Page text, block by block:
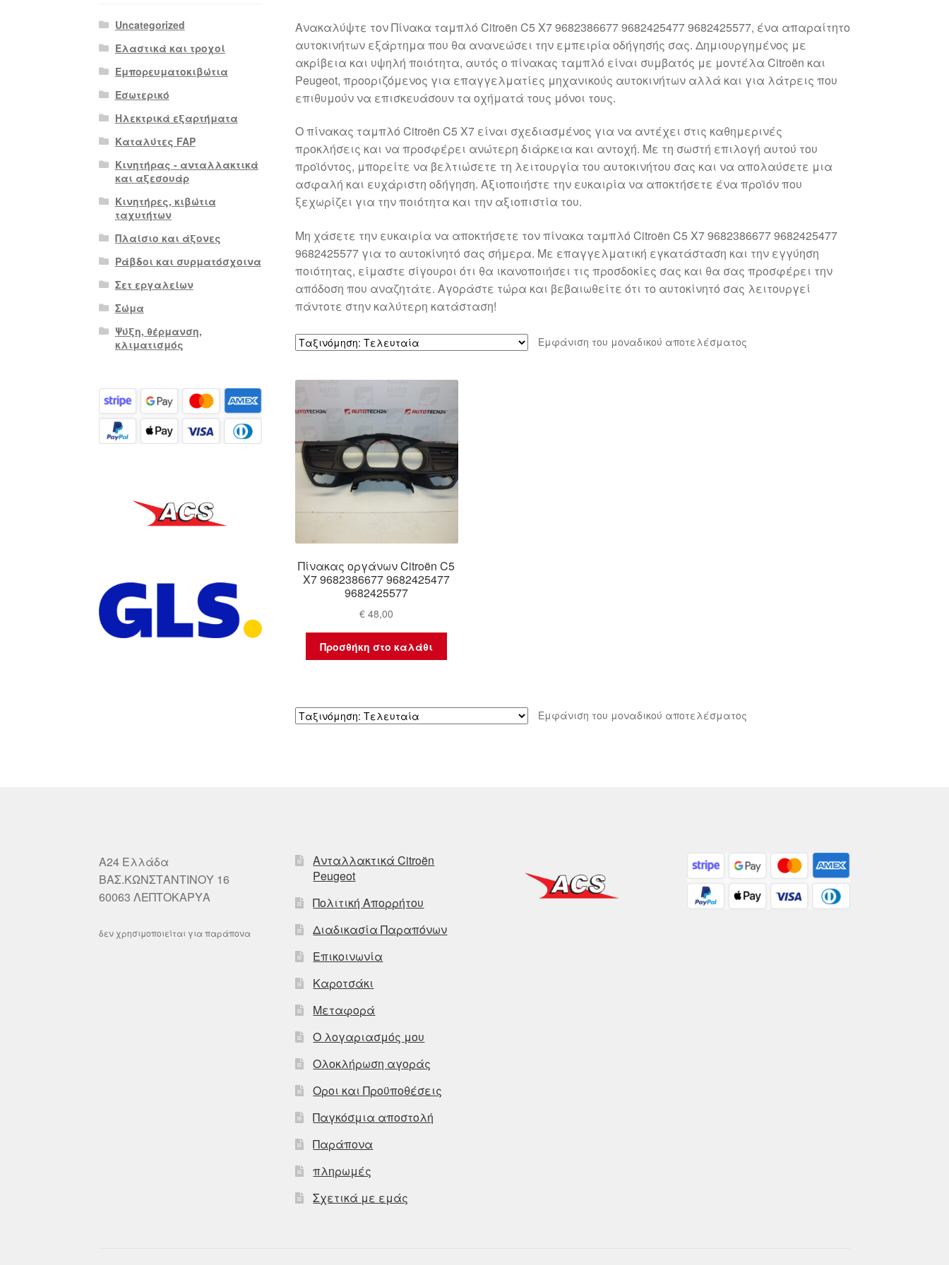
Ανακαλύψτε τον Πίνακα ταμπλό Citroën C5 X7 9682386677 9682425477 9682425577, ένα απαραίτητο
αυτοκινήτων εξάρτημα που θα ανανεώσει την εμπειρία οδήγησής σας. Δημιουργημένος με
ακρίβεια και υψηλή ποιότητα, αυτός ο πίνακας ταμπλό είναι συμβατός με μοντέλα Citroën και
Peugeot, προοριζόμενος για επαγγελματίες μηχανικούς αυτοκινήτων αλλά και για λάτρεις που
επιθυμούν να επισκευάσουν τα οχήματά τους μόνοι τους.
Ο πίνακας ταμπλό Citroën C5 X7 είναι σχεδιασμένος για να αντέχει στις καθημερινές
προκλήσεις και να προσφέρει ανώτερη διάρκεια και αντοχή. Με τη σωστή επιλογή αυτού του
προϊόντος, μπορείτε να βελτιώσετε τη λειτουργία του αυτοκινήτου σας και να απολαύσετε μια
ασφαλή και ευχάριστη οδήγηση. Αξιοποιήστε την ευκαιρία να αποκτήσετε ένα προϊόν που
ξεχωρίζει για την ποιότητα και την αξιοπιστία του.
Μη χάσετε την ευκαιρία να αποκτήσετε τον πίνακα ταμπλό Citroën C5 X7 9682386677 9682425477
9682425577 για το αυτοκίνητό σας σήμερα. Με επαγγελματική εγκατάσταση και την εγγύηση
ποιότητας, είμαστε σίγουροι ότι θα ικανοποιήσει τις προσδοκίες σας και θα σας προσφέρει την
απόδοση που αναζητάτε. Αγοράστε τώρα και βεβαιωθείτε ότι το αυτοκίνητό σας λειτουργεί
πάντοτε στην καλύτερη κατάσταση!
Εμφάνιση του μοναδικού αποτελέσματος
Πίνακας οργάνων Citroën C5
X7 9682386677 9682425477
9682425577
€ 48,00
Προσθήκη στο καλάθι
Εμφάνιση του μοναδικού αποτελέσματος
Uncategorized
Ελαστικά και τροχοί
Εμπορευματοκιβώτια
Εσωτερικό
Ηλεκτρικά εξαρτήματα
Καταλύτες FAP
Κινητήρας - ανταλλακτικά
και αξεσουάρ
Κινητήρες, κιβώτια
ταχυτήτων
Πλαίσιο και άξονες
Ράβδοι και συρματόσχοινα
Σετ εργαλείων
Σώμα
Ψύξη, θέρμανση,
κλιματισμός
A24 Ελλάδα
ΒΑΣ.ΚΩΝΣΤΑΝΤΙΝΟΥ 16
60063 ΛΕΠΤΟΚΑΡΥΑ
δεν χρησιμοποιείται για παράπονα
Ανταλλακτικά Citroën
Peugeot
Πολιτική Απορρήτου
Διαδικασία Παραπόνων
Επικοινωνία
Καροτσάκι
Μεταφορά
Ο λογαριασμός μου
Ολοκλήρωση αγοράς
Οροι και Προϋποθέσεις
Παγκόσμια αποστολή
Παράπονα
πληρωμές
Σχετικά με εμάς